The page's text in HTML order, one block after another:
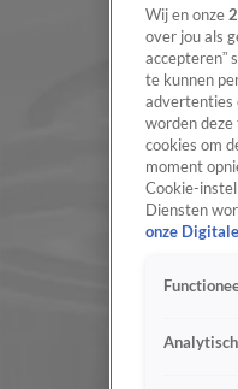
Wij en onze
over jou als
accepteren”
te kunnen
advertenties
worden
cookies om
moment
Cookie-
Diensten
onze
Analytisch